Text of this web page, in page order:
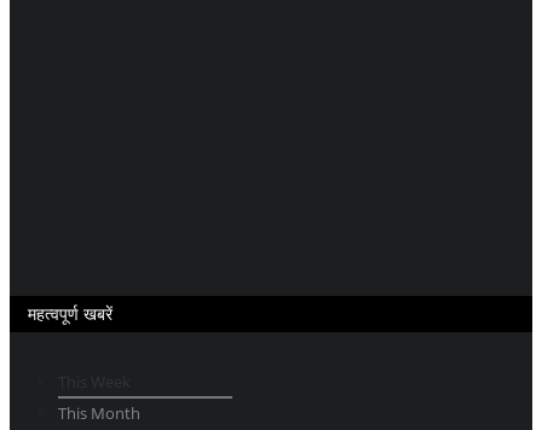
महत्वपूर्ण खबरें
This Month